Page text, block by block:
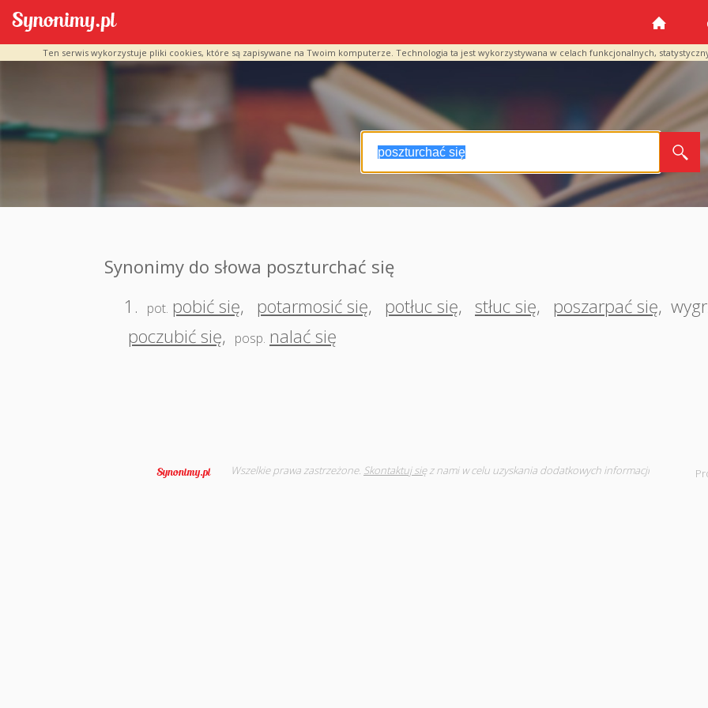
Ten serwis wykorzystuje pliki cookies, które są zapisywane na Twoim komputerze. Technologia ta jest wykorzystywana w celach funkcjonalnych,
Synonimy do słowa poszturchać się
1.
pot. pobić się, potarmosić się, potłuc się, stłuc się, poszarpać się,
poczubić się, posp. nalać się
Wszelkie prawa zastrzeżone. Skontaktuj sięz nami w celu uzyskania dodatkowych informacji